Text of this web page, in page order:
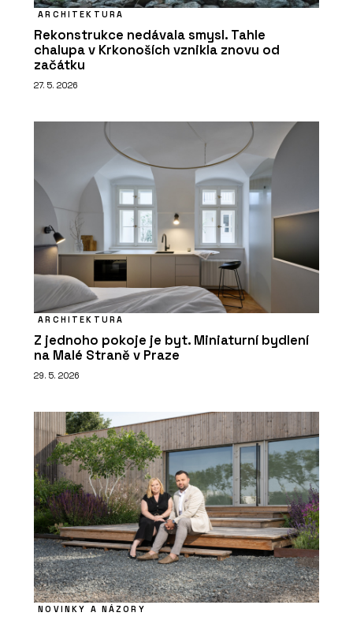
ARCHITEKTURA
Rekonstrukce nedávala smysl. Tahle
chalupa v Krkonoších vznikla znovu od
začátku
27. 5. 2026
ARCHITEKTURA
Z jednoho pokoje je byt. Miniaturní bydlení
na Malé Straně v Praze
29. 5. 2026
NOVINKY A NÁZORY